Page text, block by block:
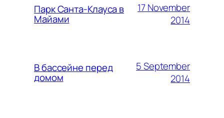
Парк Санта-Клауса в
Майами
17 November
2014
В бассейне перед
домом
5 September
2014